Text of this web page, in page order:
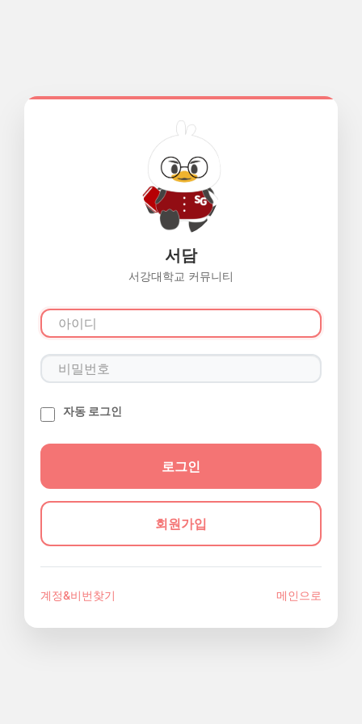
서담
서강대학교 커뮤니티
자동 로그인
회원가입
계정&비번찾기 메인으로